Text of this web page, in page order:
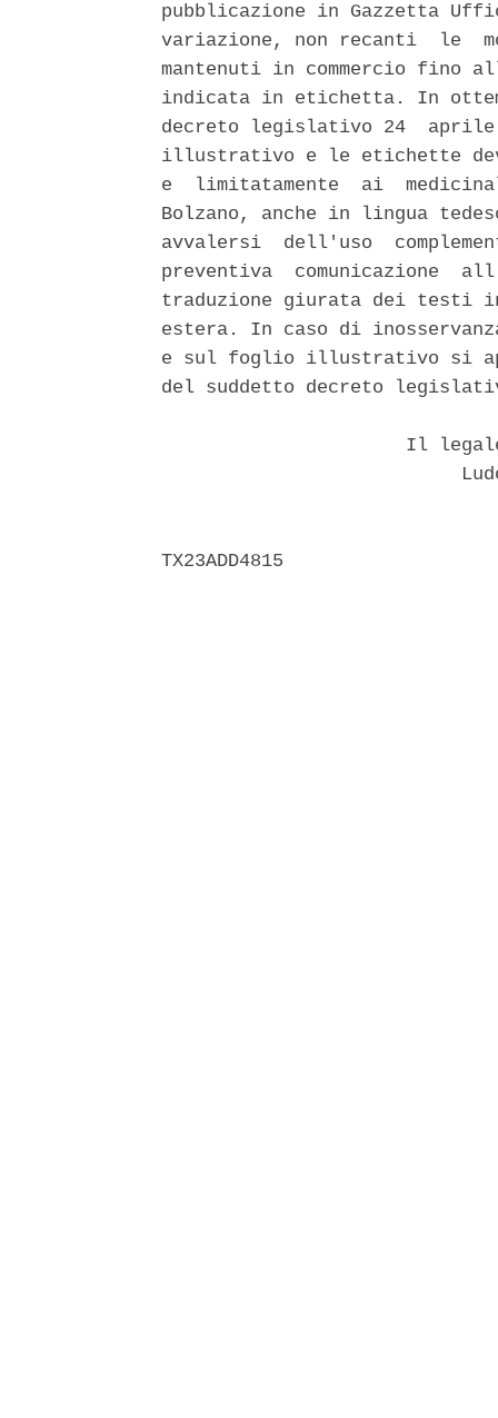
pubblicazione in Gazzetta
variazione, non recanti  le
mantenuti in commercio fino
indicata in etichetta. In
decreto legislativo 24
illustrativo e le etichette
e  limitatamente  ai
Bolzano, anche in lingua
avvalersi  dell'uso
preventiva  comunicazione
traduzione giurata dei testi
estera. In caso di
e sul foglio illustrativo si
del suddetto decreto
Il